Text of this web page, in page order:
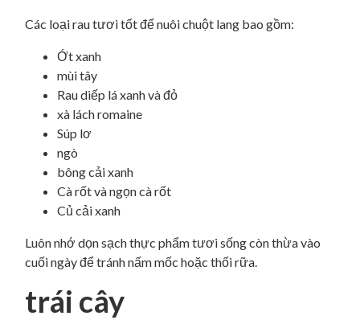
Các loại rau tươi tốt để nuôi chuột lang bao gồm:
Ớt xanh
mùi tây
Rau diếp lá xanh và đỏ
xà lách romaine
Súp lơ
ngò
bông cải xanh
Cà rốt và ngọn cà rốt
Củ cải xanh
Luôn nhớ dọn sạch thực phẩm tươi sống còn thừa vào
cuối ngày để tránh nấm mốc hoặc thối rữa.
trái cây